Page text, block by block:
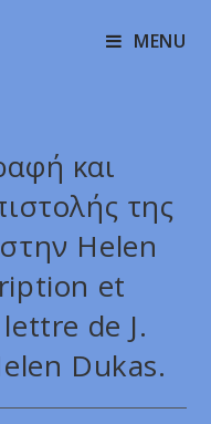
MENU
και
της
Helen
et
de J.
Dukas.